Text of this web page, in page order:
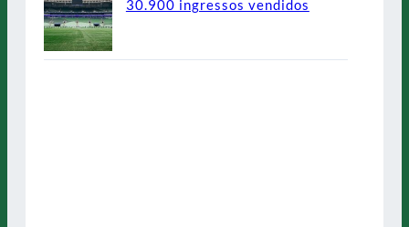
30.900 ingressos vendidos